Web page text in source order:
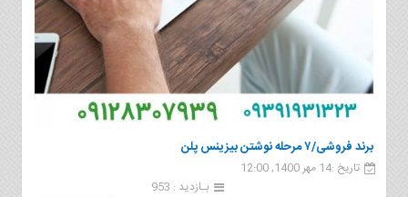
برند فروشی/۷ مرحله نوشتن بیزینس پلن
تاریخ :14 مهر 1400, 12:00
بـازدید : 953